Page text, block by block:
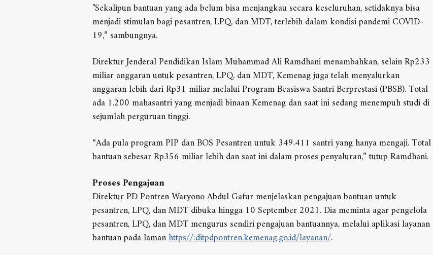
"Sekalipun bantuan yang ada belum bisa menjangkau secara keseluruhan, setidaknya bisa
menjadi stimulan bagi pesantren, LPQ, dan MDT, terlebih dalam kondisi pandemi COVID-
19,” sambungnya.
Direktur Jenderal Pendidikan Islam Muhammad Ali Ramdhani menambahkan, selain Rp233
miliar anggaran untuk pesantren, LPQ, dan MDT, Kemenag juga telah menyalurkan
anggaran lebih dari Rp31 miliar melalui Program Beasiswa Santri Berprestasi (PBSB). Total
ada 1.200 mahasantri yang menjadi binaan Kemenag dan saat ini sedang menempuh studi di
sejumlah perguruan tinggi.
“Ada pula program PIP dan BOS Pesantren untuk 349.411 santri yang hanya mengaji. Total
bantuan sebesar Rp356 miliar lebih dan saat ini dalam proses penyaluran,” tutup Ramdhani.
Proses Pengajuan
Direktur PD Pontren Waryono Abdul Gafur menjelaskan pengajuan bantuan untuk
pesantren, LPQ, dan MDT dibuka hingga 10 September 2021. Dia meminta agar pengelola
pesantren, LPQ, dan MDT mengurus sendiri pengajuan bantuannya, melalui aplikasi layanan
bantuan pada lamanhttps//:ditpdpontren.kemenag.go.id/layanan/.